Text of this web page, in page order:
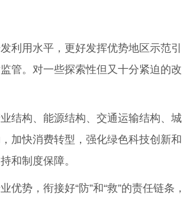
用水平，更好发挥优势地区示范引
管。对一些探索性但又十分紧迫的改
结构、能源结构、交通运输结构、城
加快消费转型，强化绿色科技创新和
和制度保障。
势，衔接好“防”和“救”的责任链条